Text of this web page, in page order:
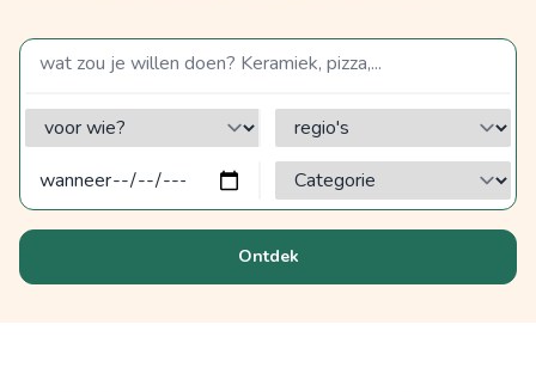
zoek op een term
voor wie? regio's
Categorie?
Ontdek